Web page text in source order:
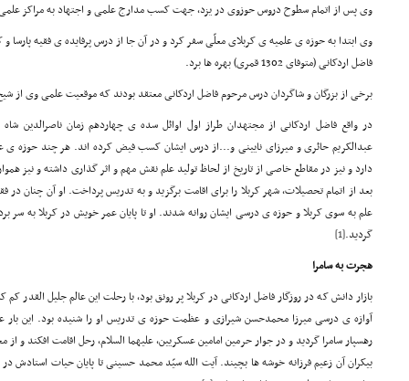
وی پس از اتمام سطوح دروس حوزوی در یزد، جهت کسب مدارج علمی و اجتهاد به مراکز
وی ابتدا به حوزه ی علمیه ی کربلای معلّی سفر کرد و در آن جا از درس پرفایده ی فقیه
فاضل اردکانی (متوفای 1302 قمری) بهره ها برد.
برخی از بزرگان و شاگردان درس مرحوم فاضل اردکانی معتقد بودند که موقعیت علمی وی از
در واقع فاضل اردکانی از مجتهدان طراز اول اوائل سده ی چهاردهم زمان ناصرالدین
عبدالکریم حائری و میرزای نایینی و...از درس ایشان کسب فیض کرده اند. هر چند حوزه ی
دارد و نیز در مقاطع خاصی از تاریخ از لحاظ تولید علم نقش مهم و اثر گذاری داشته و نیز
بعد از اتمام تحصیلات، شهر کربلا را برای اقامت برگزید و به تدریس پرداخت. او آن چنان
علم به سوی کربلا و حوزه ی درسی ایشان روانه شدند. او تا پایان عمر خویش در کربلا به سر
گردید.[1]
هجرت به سامرا
بازار دانش که در روزگار فاضل اردکانی در کربلا پر رونق بود، با رحلت این عالم جلیل
آوازه ی درسی میرزا محمدحسن شیرازی و عظمت حوزه ی تدریس او را شنیده بود. این
رهسپار سامرا گردید و در جوار حرمین امامین عسکریین، علیهما السلام، رحل اقامت افکند و